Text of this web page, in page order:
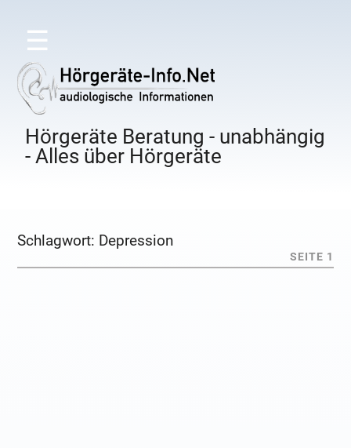
☰
Hörgeräte Beratung - unabhängig
- Alles über Hörgeräte
Schlagwort: Depression
SEITE 1